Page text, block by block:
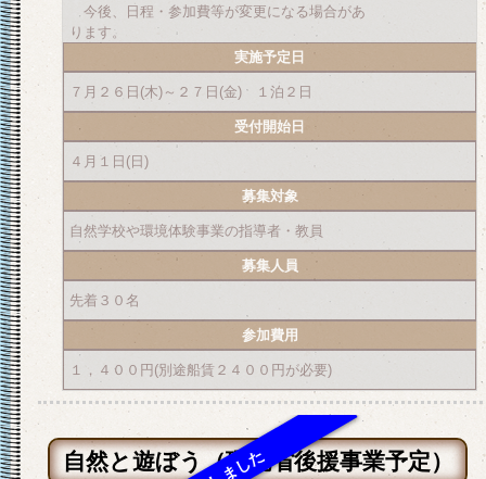
今後、日程・参加費等が変更になる場合があ
ります。
実施予定日
７月２６日(木)～２７日(金) １泊２日
受付開始日
４月１日(日)
募集対象
自然学校や環境体験事業の指導者・教員
募集人員
先着３０名
参加費用
１，４００円(別途船賃２４００円が必要)
自然と遊ぼう（環境省後援事業予定）